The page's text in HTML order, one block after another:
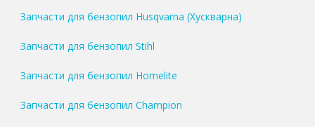
Запчасти для бензопил Husqvarna (Хускварна)
Запчасти для бензопил Stihl
Запчасти для бензопил Homelite
Запчасти для бензопил Champion